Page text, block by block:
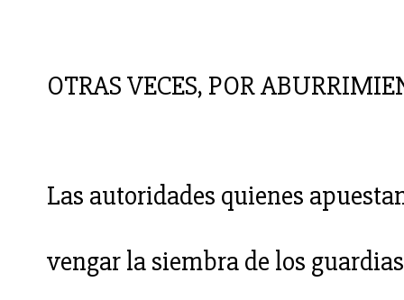
OTRAS VECES, POR
Las autoridades quienes
vengar la siembra de los